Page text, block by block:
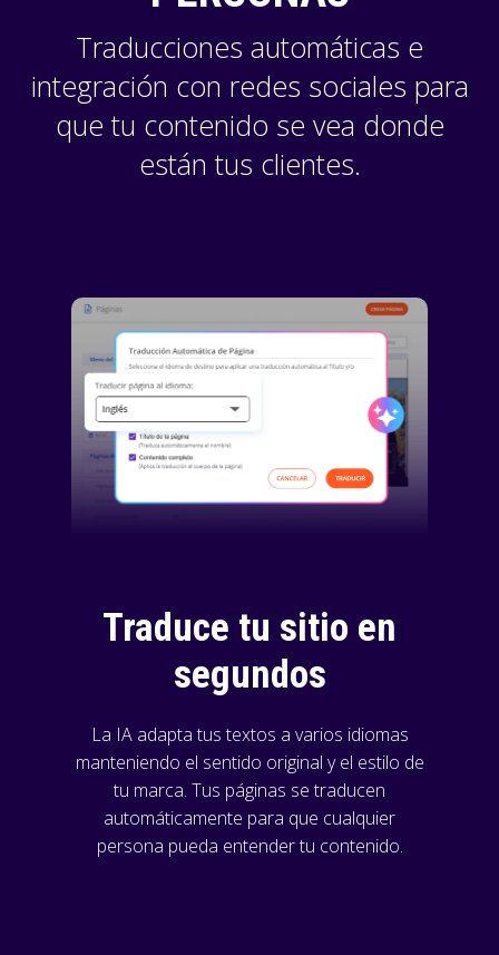
Traducciones automáticas e
integración con redes sociales para
que tu contenido se vea donde
están tus clientes.
Traduce tu sitio en
segundos
La IA adapta tus textos a varios idiomas
manteniendo el sentido original y el estilo de
tu marca. Tus páginas se traducen
automáticamente para que cualquier
persona pueda entender tu contenido.